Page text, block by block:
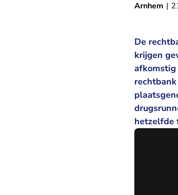
Arnhem |
De
krijgen
afkomstig
hetzelfde